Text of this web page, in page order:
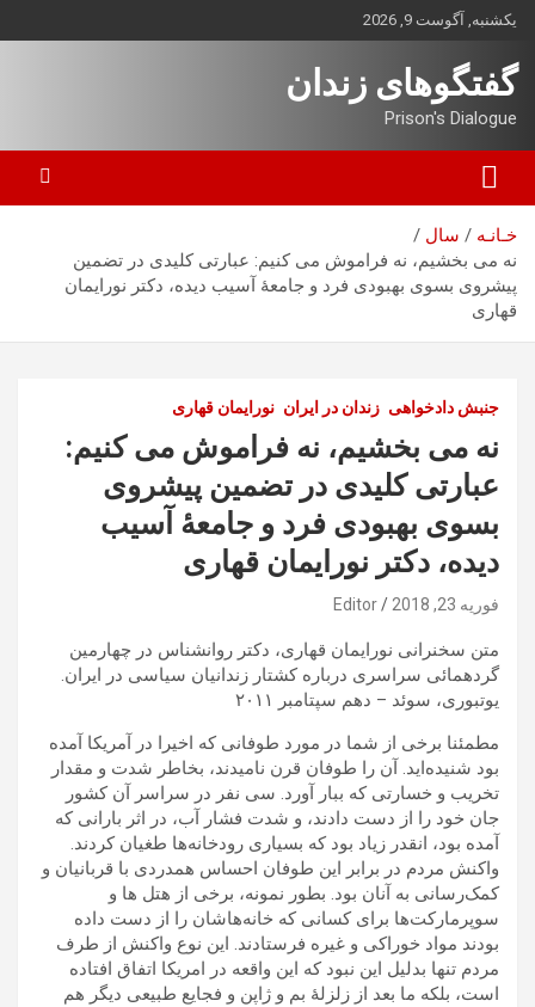
بروید
یکشنبه, آگوست 9, 2026
گفتگوهای زندان
Prison's Dialogue
خـانـه
سال
نه می بخشیم، نه فراموش می کنیم: عبارتی کلیدی در تضمین
پیشروی بسوی بهبودی فرد و جامعۀ آسیب دیده، دکتر نورایمان
قهاری
جنبش دادخواهی زندان در ایران نورایمان قهاری
نه می بخشیم، نه فراموش می کنیم:
عبارتی کلیدی در تضمین پیشروی
بسوی بهبودی فرد و جامعۀ آسیب
دیده، دکتر نورایمان قهاری
فوریه 23, 2018 Editor
متن سخنرانی نورايمان قهاری، دکتر روانشناس در چهارمين
گردهمائی سراسری درباره کشتار زندانيان سياسی در ايران.
يوتبوری، سوئد – دهم سپتامبر ۲۰۱۱
مطمئنا برخی از شما در مورد طوفانی که اخيرا در آمريکا آمده
بود شنيد‌ه‌ايد. آن را طوفان قرن ناميدند، بخاطر شدت و مقدار
تخريب و خسارتی که ببار آورد. سی نفر در سراسر آن کشور
جان خود را از دست دادند، و شدت فشار آب، در اثر بارانی که
آمده بود، انقدر زياد بود که بسياری رودخانه‌ها طغيان کردند.
واکنش مردم در برابر اين طوفان احساس همدردی با قربانيان و
کمک‌رسانی به آنان بود. بطور نمونه، برخی از هتل ها و
سوپرمارکت‌ها برای کسانی که خانه‌هاشان را از دست داده
بودند مواد خوراکی و غيره فرستادند. اين نوع واکنش از طرف
مردم تنها بدليل اين نبود که اين واقعه در امريکا اتفاق افتاده
است، بلکه ما بعد از زلزلۀ بم و ژاپن و فجايع طبيعی ديگر هم